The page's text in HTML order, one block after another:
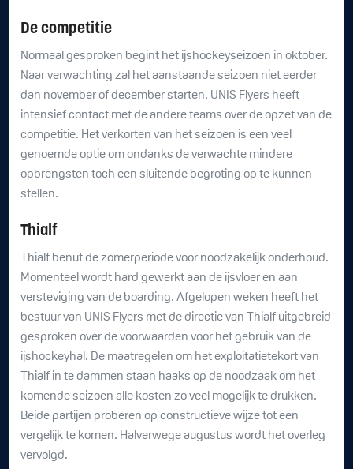
De competitie
Normaal gesproken begint het ijshockeyseizoen in oktober.
Naar verwachting zal het aanstaande seizoen niet eerder
dan november of december starten. UNIS Flyers heeft
intensief contact met de andere teams over de opzet van de
competitie. Het verkorten van het seizoen is een veel
genoemde optie om ondanks de verwachte mindere
opbrengsten toch een sluitende begroting op te kunnen
stellen.
Thialf
Thialf benut de zomerperiode voor noodzakelijk onderhoud.
Momenteel wordt hard gewerkt aan de ijsvloer en aan
versteviging van de boarding. Afgelopen weken heeft het
bestuur van UNIS Flyers met de directie van Thialf uitgebreid
gesproken over de voorwaarden voor het gebruik van de
ijshockeyhal. De maatregelen om het exploitatietekort van
Thialf in te dammen staan haaks op de noodzaak om het
komende seizoen alle kosten zo veel mogelijk te drukken.
Beide partijen proberen op constructieve wijze tot een
vergelijk te komen. Halverwege augustus wordt het overleg
vervolgd.